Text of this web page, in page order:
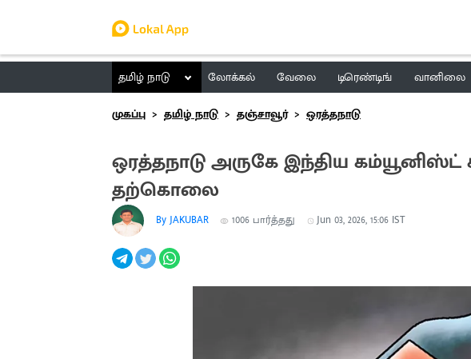
தமிழ் நாடு லோக்கல் வேலை டிரெண்டிங் வானிலை
முகப்பு
தமிழ் நாடு தஞ்சாவூர் ஒரத்தநாடு
ஒரத்தநாடு அருகே இந்திய கம்யூனிஸ்ட்
தற்கொலை
By JAKUBAR 1006 பார்த்தது Jun 03, 2026, 15:06 IST